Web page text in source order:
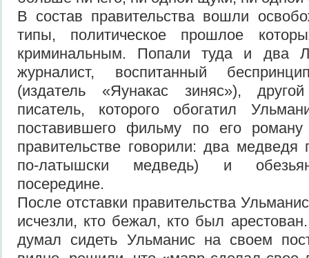
В состав правительства вошли
типы, политическое прошлое
криминальным. Попали туда и
журналист, воспитанный
(издатель «Яунакас зиняс»),
писатель, которого обогатил
поставившего фильму по его
правительстве говорили: два
по-латышски медведь) и
посередине.
После отставки правительства
исчезли, кто бежал, кто был
думал сидеть Ульманис на своем